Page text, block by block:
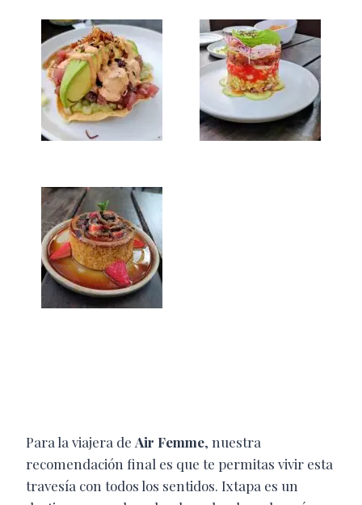
Para la viajera de Air Femme, nuestra
recomendación final es que te permitas vivir esta
travesía con todos los sentidos. Ixtapa es un